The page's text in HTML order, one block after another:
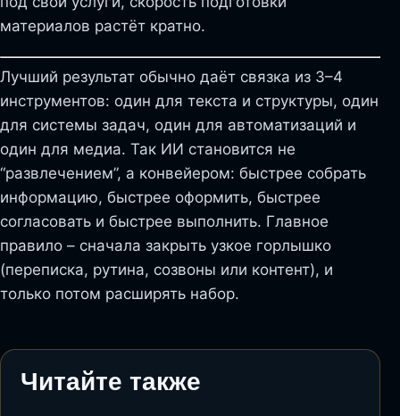
материалов растёт кратно.
Лучший результат обычно даёт связка из 3–4
инструментов: один для текста и структуры, один
для системы задач, один для автоматизаций и
один для медиа. Так ИИ становится не
“развлечением”, а конвейером: быстрее собрать
информацию, быстрее оформить, быстрее
согласовать и быстрее выполнить. Главное
правило – сначала закрыть узкое горлышко
(переписка, рутина, созвоны или контент), и
только потом расширять набор.
Читайте также